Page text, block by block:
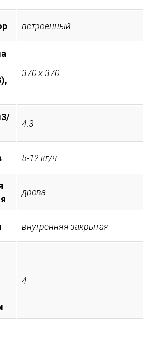
встроенный
370 х 370
4.3
5-12 кг/ч
дрова
внутренняя закрытая
4